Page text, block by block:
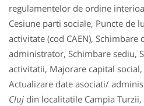
regulamentelor de ordine
Cesiune parti sociale, Puncte de
activitate (cod CAEN), Schimbare
administrator, Schimbare sediu,
activitatii, Majorare capital social,
Actualizare date asociati/
Cluj din localitatile Campia